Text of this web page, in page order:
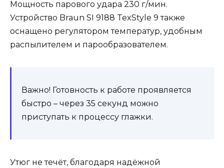
Мощность парового удара 230 г/мин.
Устройство Braun SI 9188 TexStyle 9 также
оснащено регулятором температур, удобным
распылителем и парообразователем.
Важно! Готовность к работе проявляется
быстро – через 35 секунд можно
приступать к процессу глажки.
Утюг не течёт, благодаря надёжной